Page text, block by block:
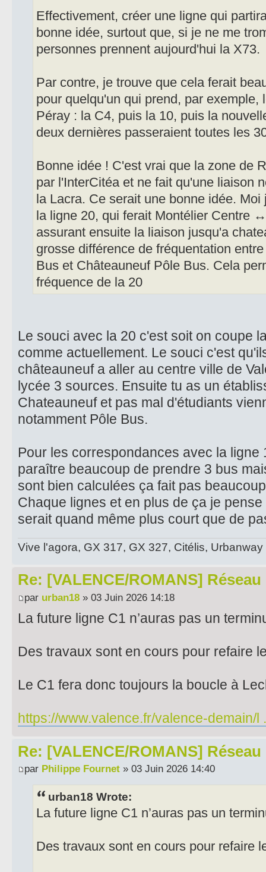
Effectivement, créer une ligne qui
bonne idée, surtout que, si je ne me
personnes prennent aujourd'hui la X73.
Par contre, je trouve que cela ferait
pour quelqu'un qui prend, par exemple,
Péray : la C4, puis la 10, puis la
deux dernières passeraient toutes les
Bonne idée ! C'est vrai que la zone de
par l'InterCitéa et ne fait qu'une liaison
la Lacra. Ce serait une bonne idée.
la ligne 20, qui ferait Montélier Centre
assurant ensuite la liaison jusqu'a
grosse différence de fréquentation
Bus et Châteauneuf Pôle Bus. Cela
fréquence de la 20
Le souci avec la 20 c'est soit on coupe
comme actuellement. Le souci c'est
châteauneuf a aller au centre ville de
lycée 3 sources. Ensuite tu as un
Chateauneuf et pas mal d'étudiants
notamment Pôle Bus.
Pour les correspondances avec la ligne
paraître beaucoup de prendre 3 bus
sont bien calculées ça fait pas
Chaque lignes et en plus de ça je
serait quand même plus court que de
Vive l'agora, GX 317, GX 327, Citélis, Urbanway
Re: [VALENCE/ROMANS] Réseau
par urban18 » 03 Juin 2026 14:18
La future ligne C1 n’auras pas un
Des travaux sont en cours pour refaire
Le C1 fera donc toujours la boucle à
https://www.valence.fr/valence-demain/l
Re: [VALENCE/ROMANS] Réseau
par Philippe Fournet » 03 Juin 2026 14:40
urban18 Wrote:
La future ligne C1 n’auras pas un
Des travaux sont en cours pour refaire